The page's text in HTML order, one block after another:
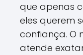
que apenas
eles querem
confiança. O
atende